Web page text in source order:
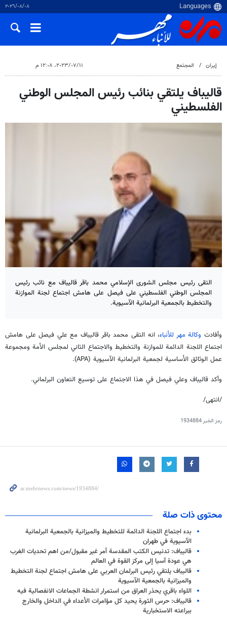
٠٨‏/٠٨‏/٢٠٢٦
إيران المجتمع ١١‏/٠٧‏/٢٠٢٣، ١٢:٠٨ م
قالیباف يلتقي بنائب رئيس المجلس الوطني
الفلسطيني
التقى رئيس مجلس الشوری الإسلامي محمد باقر قالیباف مع نائب رئيس
المجلس الوطني الفلسطيني علی فیصل على هامش اجتماع لجنة الموازنة
والتخطيط بالجمعية البرلمانية الآسيوية.
وأفادت وكالة مهر للأنباء، انه التقى محمد باقر قاليباف مع علي فيصل على هامش
اجتماع اللجنة الدائمة للموازنة والتخطيط والاجتماع الثاني لمجلس الأمة ومجموعة
عمل الوثائق الأساسية لجمعية البرلمانية الآسيوية (APA).
وأكد قاليباف وعلي فيصل في هذا الاجتماع على توسيع التعاون البرلماني.
/انتهى/
رمز الخبر1934884
محتوى ذات صلة
بدء اجتماع اللجنة الدائمة للتخطيط والميزانية بالجمعية البرلمانية
الآسيوية في طهران
قاليباف: تدنيس الكتب المقدسة أمر غير مقبول/من اهم تحديات الغرب
هي عودة آسيا إلى مركز القوة في العالم
قاليباف يلتقي رئيس البرلمان العربي على هامش اجتماع لجنة التخطيط
والميزانية بالجمعية الآسيوية
اللواء باقري يحذر العراق من استمرار انشطة الجماعات الانفصالية فيه
قاليباف: حرس الثورة يحيد كل مؤامرات الأعداء في الداخل والخارج
ببراعته الاستخبارية